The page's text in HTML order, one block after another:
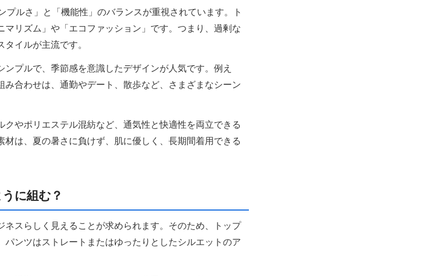
プルさ」と「機能性」のバランスが重視されています。ト
マリズム」や「エコファッション」です。つまり、過剰な
イルが主流です。
プルで、季節感を意識したデザインが人気です。例え
合わせは、通勤やデート、散歩など、さまざまなシーン
クやポリエステル混紡など、通気性と快適性を両立できる
は、夏の暑さに負けず、肌に優しく、長期間着用できる
に組む？
スらしく見えることが求められます。そのため、トップ
パンツはストレートまたはゆったりとしたシルエットのア